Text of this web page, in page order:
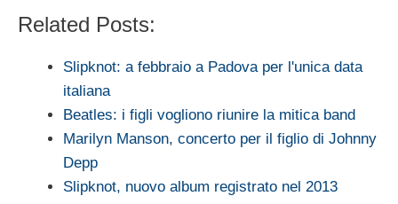
Related Posts:
Slipknot: a febbraio a Padova per l'unica data
italiana
Beatles: i figli vogliono riunire la mitica band
Marilyn Manson, concerto per il figlio di Johnny
Depp
Slipknot, nuovo album registrato nel 2013